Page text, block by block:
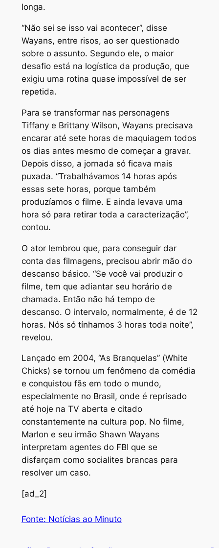
longa.
“Não sei se isso vai acontecer”, disse
Wayans, entre risos, ao ser questionado
sobre o assunto. Segundo ele, o maior
desafio está na logística da produção, que
exigiu uma rotina quase impossível de ser
repetida.
Para se transformar nas personagens
Tiffany e Brittany Wilson, Wayans precisava
encarar até sete horas de maquiagem todos
os dias antes mesmo de começar a gravar.
Depois disso, a jornada só ficava mais
puxada. “Trabalhávamos 14 horas após
essas sete horas, porque também
produzíamos o filme. E ainda levava uma
hora só para retirar toda a caracterização”,
contou.
O ator lembrou que, para conseguir dar
conta das filmagens, precisou abrir mão do
descanso básico. “Se você vai produzir o
filme, tem que adiantar seu horário de
chamada. Então não há tempo de
descanso. O intervalo, normalmente, é de 12
horas. Nós só tínhamos 3 horas toda noite”,
revelou.
Lançado em 2004, “As Branquelas” (White
Chicks) se tornou um fenômeno da comédia
e conquistou fãs em todo o mundo,
especialmente no Brasil, onde é reprisado
até hoje na TV aberta e citado
constantemente na cultura pop. No filme,
Marlon e seu irmão Shawn Wayans
interpretam agentes do FBI que se
disfarçam como socialites brancas para
resolver um caso.
[ad_2]
Fonte: Notícias ao Minuto